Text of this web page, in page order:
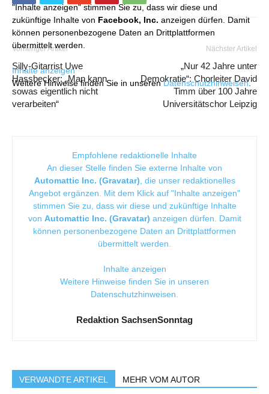
"Inhalte anzeigen" stimmen Sie zu, dass wir diese und
zukünftige Inhalte von Facebook, Inc. anzeigen dürfen. Damit
können personenbezogene Daten an Drittplattformen
übermittelt werden.
Inhalte anzeigen
Weitere Hinweise finden Sie in unserenDatenschutzhinweisen.
Vorheriger Artikel
Silly-Gitarrist Uwe
Hassbecker: „Man kann
sowas eigentlich nicht
verarbeiten“
Nächster Artikel
„Nur 42 Jahre unter
Demokratie“: Chorleiter David
Timm über 100 Jahre
Universitätschor Leipzig
Empfohlene redaktionelle Inhalte
An dieser Stelle finden Sie externe Inhalte von
Automattic Inc. (Gravatar) , die unser redaktionelles
Angebot ergänzen. Mit dem Klick auf "Inhalte anzeigen"
stimmen Sie zu, dass wir diese und zukünftige Inhalte
von Automattic Inc. (Gravatar) anzeigen dürfen. Damit
können personenbezogene Daten an Drittplattformen
übermittelt werden.
Inhalte anzeigen
Weitere Hinweise finden Sie in unseren
Datenschutzhinweisen
Redaktion SachsenSonntag
VERWANDTE ARTIKEL MEHR VOM AUTOR